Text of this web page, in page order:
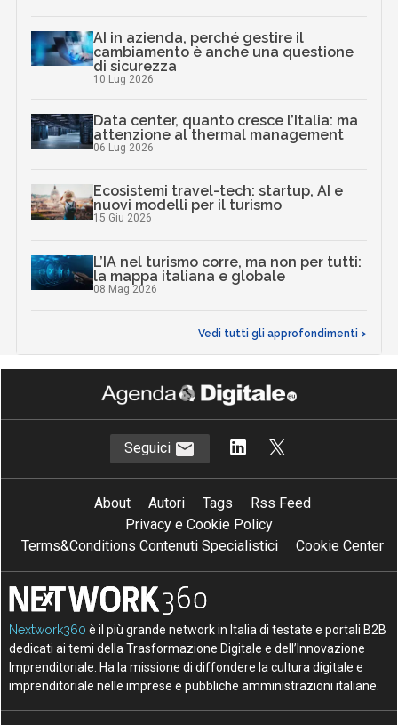
AI in azienda, perché gestire il
cambiamento è anche una questione
di sicurezza
10 Lug 2026
Data center, quanto cresce l’Italia: ma
attenzione al thermal management
06 Lug 2026
Ecosistemi travel-tech: startup, AI e
nuovi modelli per il turismo
15 Giu 2026
L’IA nel turismo corre, ma non per tutti:
la mappa italiana e globale
08 Mag 2026
Vedi tutti gli approfondimenti >
Seguici
About Autori Tags
Rss Feed
Privacy e Cookie Policy
Terms&Conditions Contenuti Specialistici
Cookie Center
Nextwork360 è il più grande network in Italia di testate e portali B2B
dedicati ai temi della Trasformazione Digitale e dell’Innovazione
Imprenditoriale. Ha la missione di diffondere la cultura digitale e
imprenditoriale nelle imprese e pubbliche amministrazioni italiane.